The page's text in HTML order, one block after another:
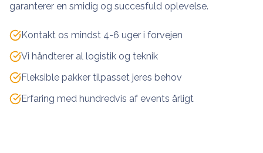
garanterer en smidig og succesfuld oplevelse.
Kontakt os mindst 4-6 uger i forvejen
Vi håndterer al logistik og teknik
Fleksible pakker tilpasset jeres behov
Erfaring med hundredvis af events årligt